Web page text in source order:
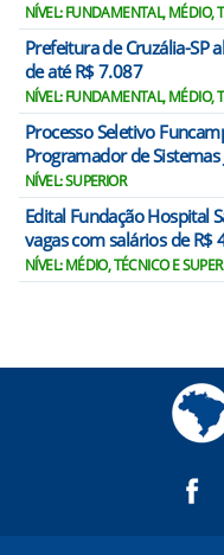
NÍVEL: FUNDAMENTAL, MÉDIO,
Prefeitura de Cruzália-SP
de até R$ 7.087
NÍVEL: FUNDAMENTAL, MÉDIO,
Processo Seletivo
Programador de Sistemas
NÍVEL: SUPERIOR
Edital Fundação Hospital
vagas com salários de R$
NÍVEL: MÉDIO, TÉCNICO E